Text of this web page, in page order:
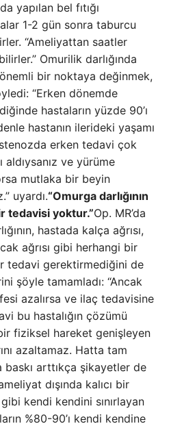
yapılan bel fıtığı
1-2 gün sonra taburcu
“Ameliyattan saatler
Omurilik darlığında
bir noktaya değinmek,
“Erken dönemde
hastaların yüzde 90’ı
hastanın ilerideki yaşamı
erken tedavi çok
aldıysanız ve yürüme
mutlaka bir beyin
uyardı.“Omurga darlığının
tedavisi yoktur.”Op. MR’da
hastada kalça ağrısı,
ağrısı gibi herhangi bir
tedavi gerektirmediğini de
şöyle tamamladı: “Ancak
azalırsa ve ilaç tedavisine
bu hastalığın çözümü
fiziksel hareket genişleyen
azaltamaz. Hatta tam
baskı arttıkça şikayetler de
dışında kalıcı bir
kendi kendini sınırlayan
%80-90’ı kendi kendine